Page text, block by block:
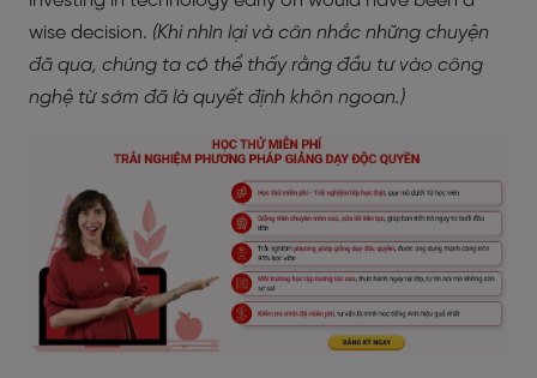
wise decision. (Khi nhìn lại và cân nhắc những chuyện
đã qua, chúng ta có thể thấy rằng đầu tư vào công
nghệ từ sớm đã là quyết định khôn ngoan.)